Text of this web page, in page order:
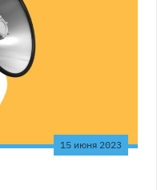
15 июня 2023